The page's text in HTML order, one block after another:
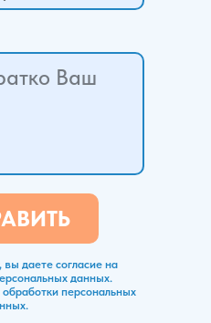
даете согласие на
данных.
персональных